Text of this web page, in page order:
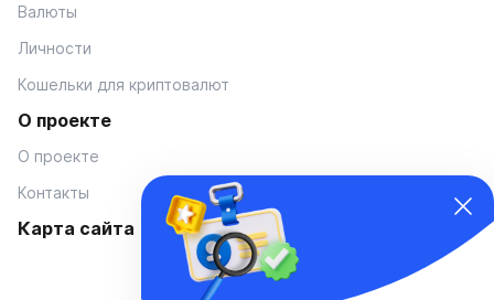
Валюты
Личности
Кошельки для криптовалют
О проекте
О проекте
Контакты
Карта сайта